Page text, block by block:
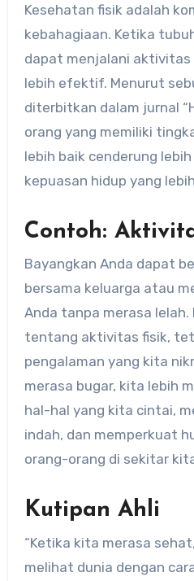
Kesehatan fisik adalah
kebahagiaan. Ketika
dapat menjalani aktivitas
lebih efektif. Menurut
diterbitkan dalam jurnal
orang yang memiliki
lebih baik cenderung
kepuasan hidup yang
Contoh:
Bayangkan Anda dapat
bersama keluarga atau
Anda tanpa merasa lelah.
tentang aktivitas fisik,
pengalaman yang kita
merasa bugar, kita lebih
hal-hal yang kita cintai,
indah, dan memperkuat
orang-orang di sekitar
Kutipan Ahli
“Ketika kita merasa
melihat dunia dengan